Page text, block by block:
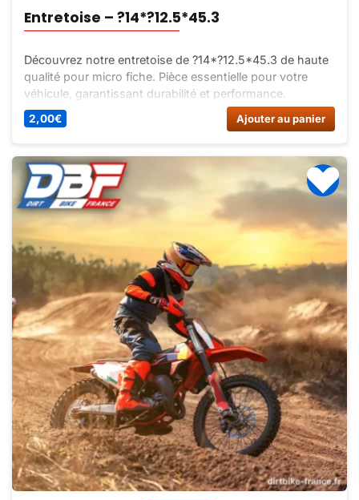
Entretoise – ?14*?12.5*45.3
Découvrez notre entretoise de ?14*?12.5*45.3 de haute
qualité pour micro fiche. Pièce essentielle pour votre
véhicule, garantissant durabilité et performance.
Ajoutez-la à votre panier dès maintenant !
2,00€ Ajouter au panier